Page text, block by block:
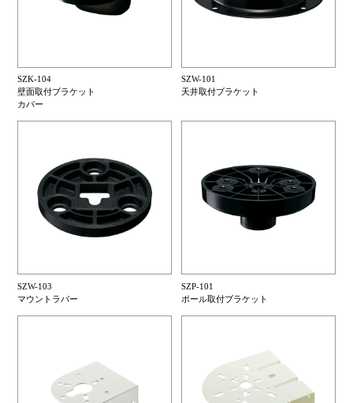
SZK-104
壁面取付ブラケット
カバー
SZW-101
天井取付ブラケット
SZW-103
マウントラバー
SZP-101
ポール取付ブラケット